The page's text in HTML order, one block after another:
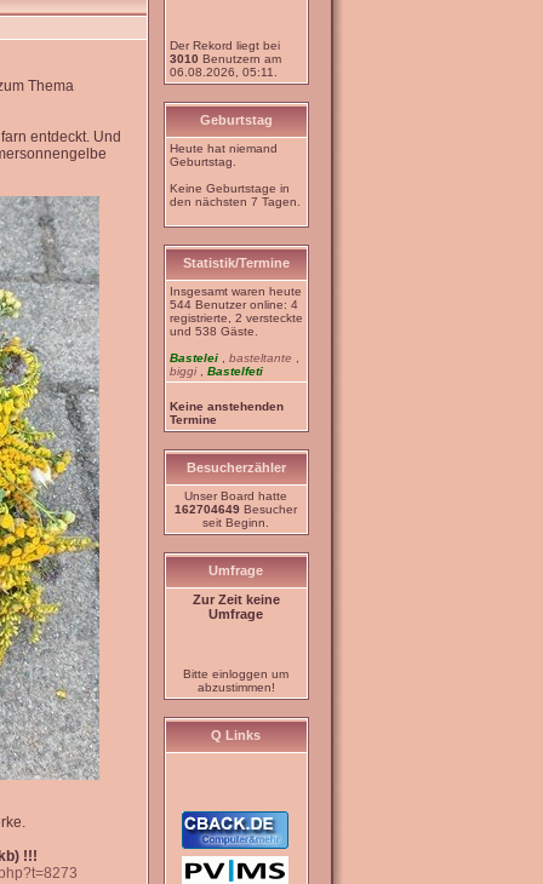
Thema
entdeckt. Und
!!!
Der Rekord liegt bei
3010 Benutzern am
06.08.2026, 05:11.
Geburtstag
Heute hat niemand
Geburtstag.
Keine Geburtstage in
den nächsten 7 Tagen.
Statistik/Termine
Insgesamt waren heute
544 Benutzer online: 4
registrierte, 2 versteckte
und 538 Gäste.
Bastelei
basteltante
biggi
Bastelfeti
Keine anstehenden
Termine
Besucherzähler
Unser Board hatte
162704649 Besucher
seit Beginn.
Umfrage
Zur Zeit keine
Umfrage
Bitte einloggen um
abzustimmen!
Q Links